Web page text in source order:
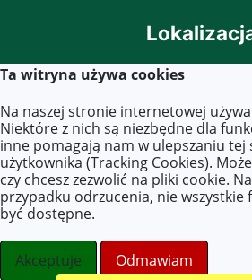
ul. Objazdowa 3
Kontakt
Tel. 22 619 45 40
E-mail:
uczniowie@zs40.pl
Ta witryna używa cookies
Na naszej stronie internetowej
Niektóre z nich są niezbędne dla
inne pomagają nam w ulepszaniu
użytkownika (Tracking Cookies).
czy chcesz zezwolić na pliki cookie.
przypadku odrzucenia, nie
być dostępne.
Akceptuje Odmawiam